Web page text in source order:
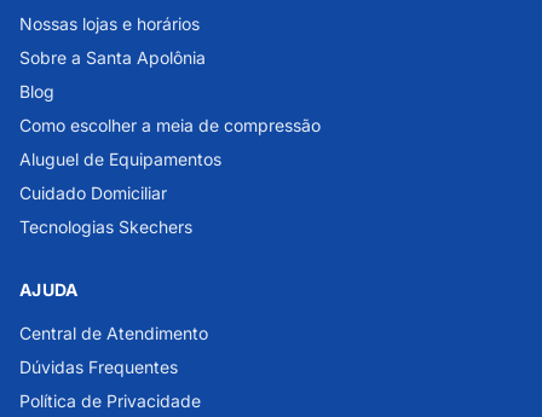
Nossas lojas e horários
Sobre a Santa Apolônia
Blog
Como escolher a meia de compressão
Aluguel de Equipamentos
Cuidado Domiciliar
Tecnologias Skechers
AJUDA
Central de Atendimento
Dúvidas Frequentes
Política de Privacidade